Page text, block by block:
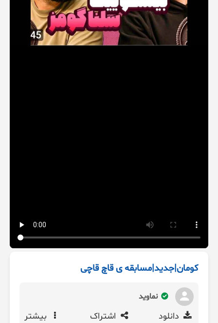
کومان|جدید|مسابقه ی قاچ قاچی
نماوید
دانلود اشتراک بیشتر